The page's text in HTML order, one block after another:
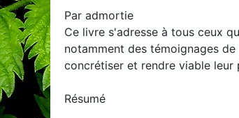
Par admortie
Ce livre s'adresse à tous ceux
notamment des témoignages
concrétiser et rendre viable
Résumé